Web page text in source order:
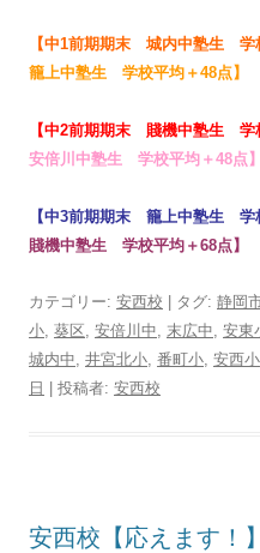
【中1前期期末 城内中塾生 学
籠上中塾生 学校平均＋48点】
【中2前期期末 賤機中塾生 学
安倍川中塾生 学校平均＋48点 】
【中3前期期末 籠上中塾生 学
賤機中塾生 学校平均＋68点】
カテゴリー: 安西校 | タグ: 静岡
小 葵区 安倍川中 末広中 安東
城内中 井宮北小 番町小 安西小
日
投稿者: 安西校
安西校【応えます！】